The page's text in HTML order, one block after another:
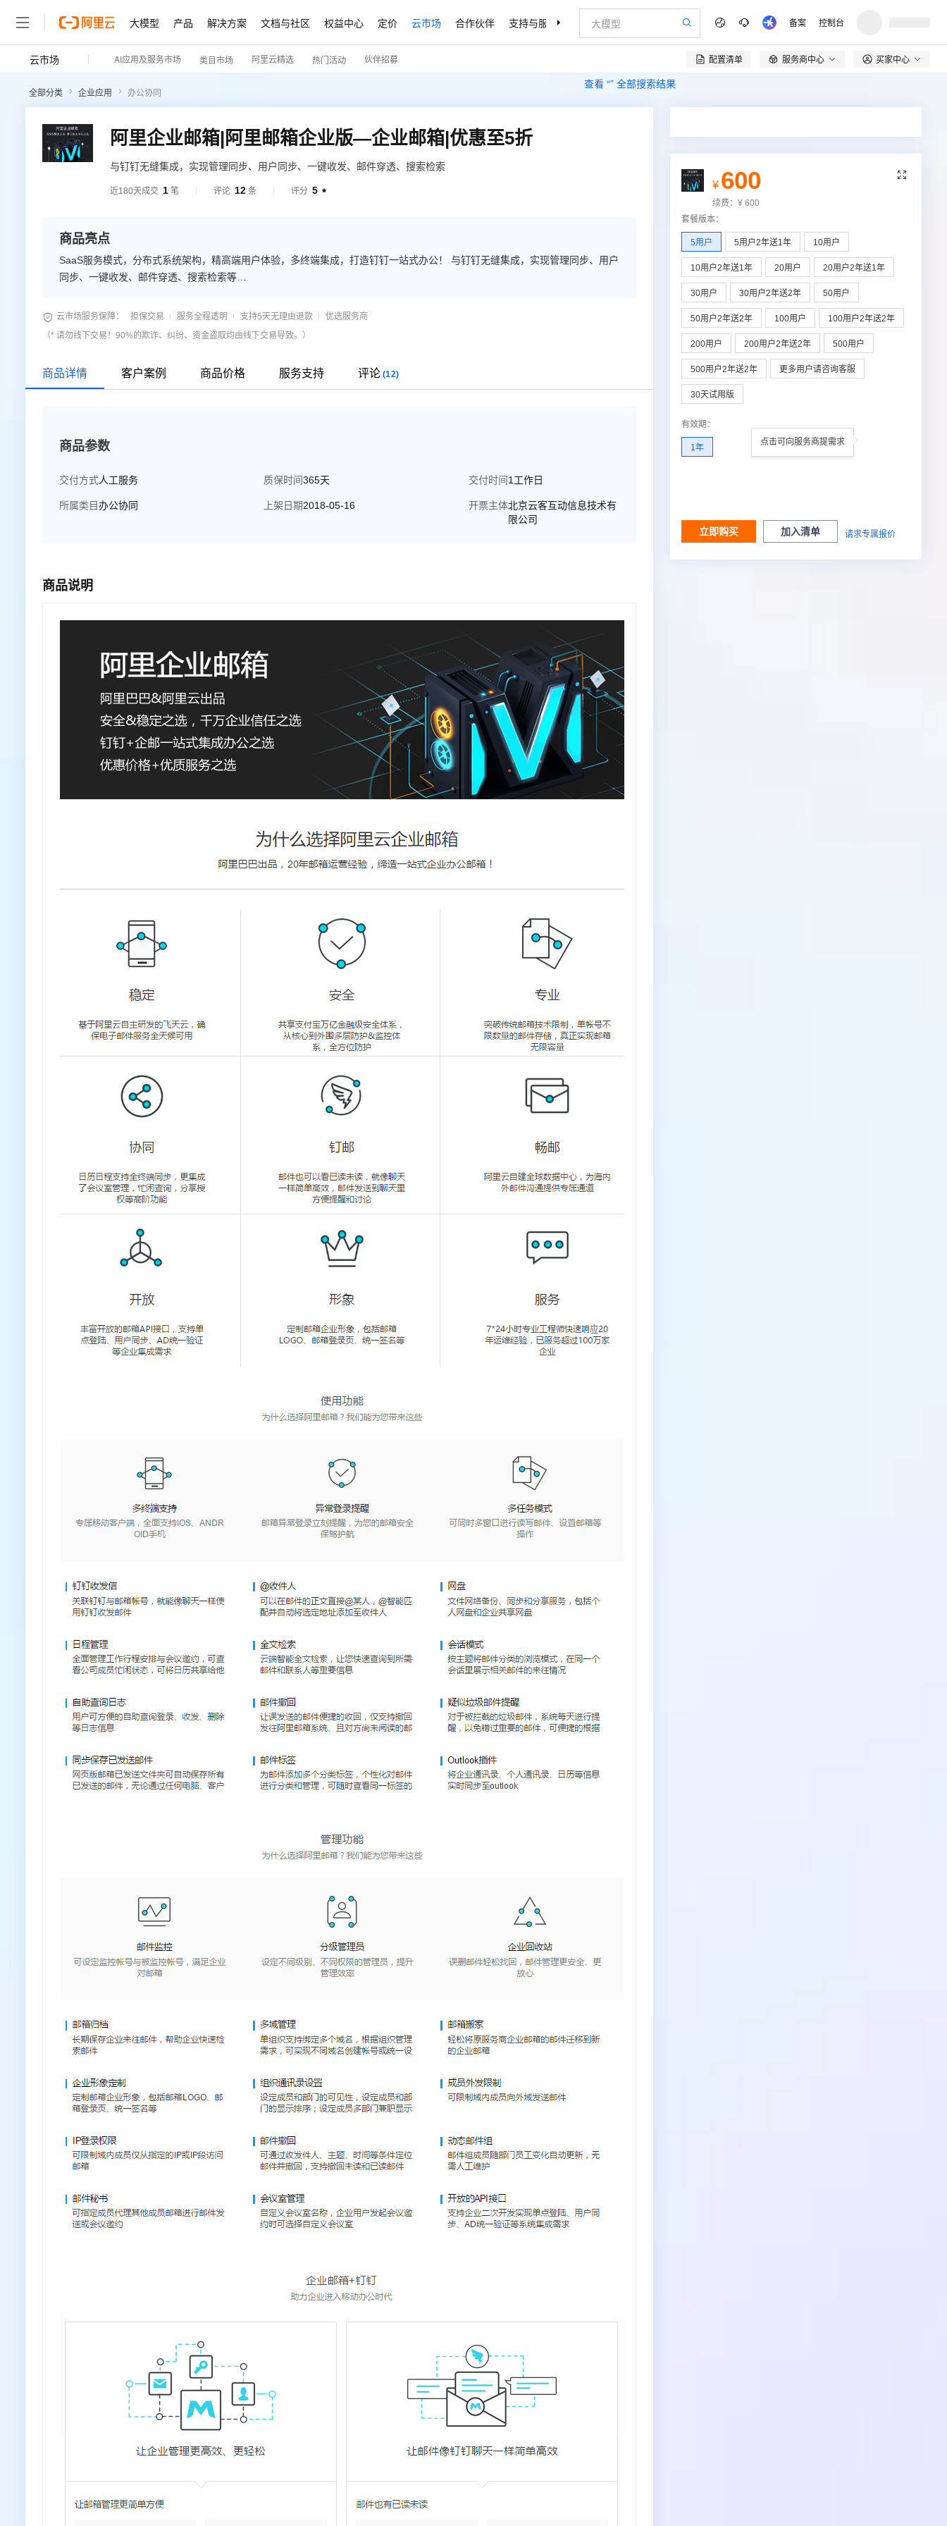
大模型 产品 解决方案 文档与社区 权益中心 定价 云市场 合作伙伴 支持与服务 了解阿里云
查看 “” 全部搜索结果
备案 控制台
云市场 AI应用及服务市场 类目市场 阿里云精选 热门活动 伙伴招募 配置清单  服务商中心 买家中心
全部分类 企业应用 办公协同
阿里企业邮箱|阿里邮箱企业版—企业邮箱|优惠至5折
与钉钉无缝集成，实现管理同步、用户同步、一键收发、邮件穿透、搜索检索
近180天成交 1 笔 评论 12 条 评分 5 
商品亮点
SaaS服务模式，分布式系统架构，精高端用户体验，多终端集成，打造钉钉一站式办公！ 与钉钉无缝集成，实现管理同步、用户
同步、一键收发、邮件穿透、搜索检索等…
 云市场服务保障： 担保交易 服务全程透明 支持5天无理由退款
优选服务商
（* 请勿线下交易！90%的欺诈、纠纷、资金盗取均由线下交易导致。）
商品详情 客户案例 商品价格 服务支持 评论 (12)
商品参数
交付方式人工服务 质保时间365天 交付时间1工作日
所属类目办公协同 上架日期2018-05-16 开票主体北京云客互动信息技术有
限公司
商品说明

¥ 600
续费：¥ 600
套餐版本：
5用户 5用户2年送1年 10用户
10用户2年送1年 20用户 20用户2年送1年
30用户 30用户2年送2年 50用户
50用户2年送2年 100用户 100用户2年送2年
200用户 200用户2年送2年 500用户
500用户2年送2年 更多用户请咨询客服
30天试用版
有效期 ：
1年
立即购买 加入清单 请求专属报价
点击可向服务商提需求